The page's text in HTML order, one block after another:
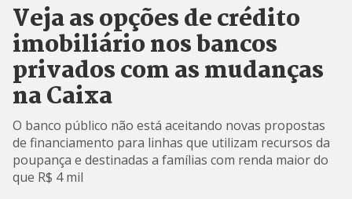
Veja as opções de crédito
imobiliário nos bancos
privados com as mudanças
na Caixa
O banco público não está aceitando novas propostas
de financiamento para linhas que utilizam recursos da
poupança e destinadas a famílias com renda maior do
que R$ 4 mil